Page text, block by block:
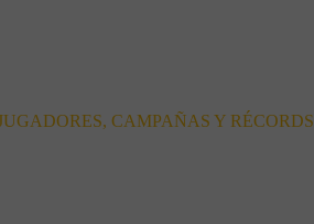
CAMPAÑAS Y RÉCORDS